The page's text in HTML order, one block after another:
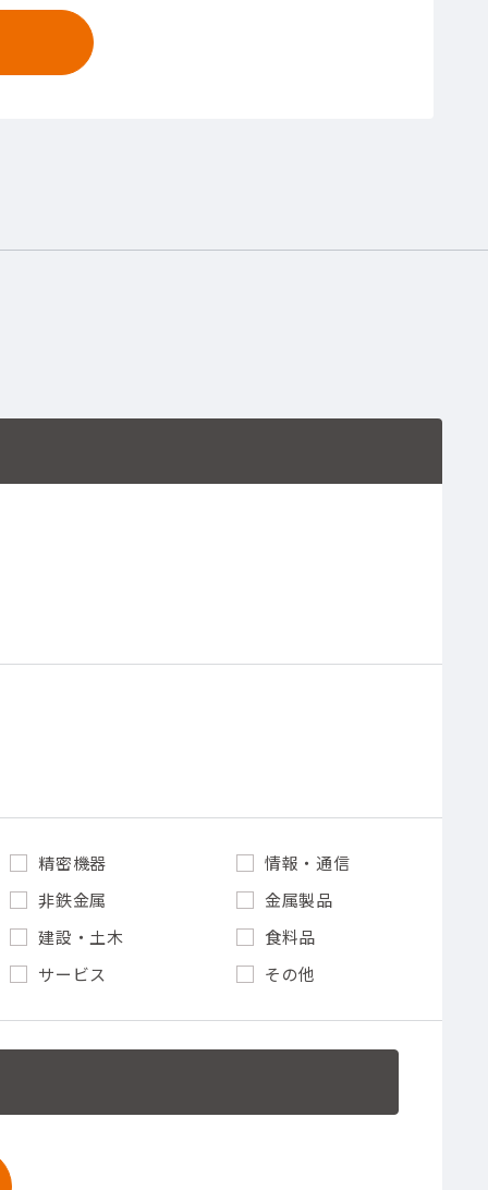
精密機器
情報・通信
非鉄金属
金属製品
建設・土木
食料品
サービス
その他